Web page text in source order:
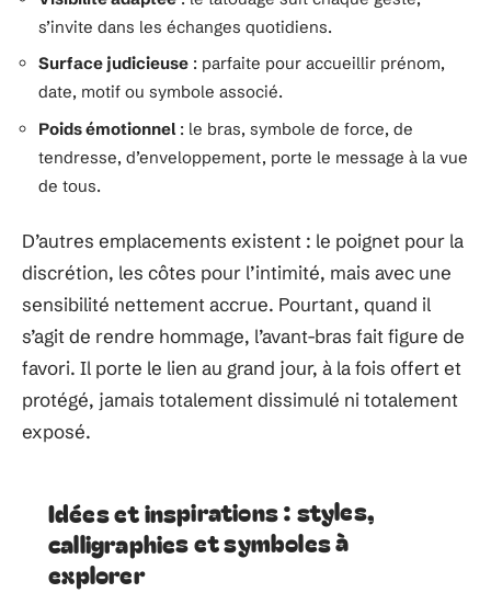
s’invite dans les échanges quotidiens.
Surface judicieuse : parfaite pour accueillir prénom,
date, motif ou symbole associé.
Poids émotionnel : le bras, symbole de force, de
tendresse, d’enveloppement, porte le message à la vue
de tous.
D’autres emplacements existent : le poignet pour la
discrétion, les côtes pour l’intimité, mais avec une
sensibilité nettement accrue. Pourtant, quand il
s’agit de rendre hommage, l’avant-bras fait figure de
favori. Il porte le lien au grand jour, à la fois offert et
protégé, jamais totalement dissimulé ni totalement
exposé.
Idées et inspirations : styles,
calligraphies et symboles à
explorer